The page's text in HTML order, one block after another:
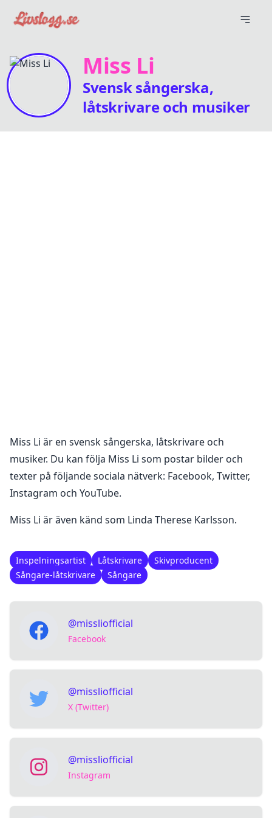
Miss Li
Svensk sångerska,
låtskrivare och musiker
Miss Li är en svensk sångerska, låtskrivare och
musiker. Du kan följa Miss Li som postar bilder och
texter på följande sociala nätverk: Facebook, Twitter,
Instagram och YouTube.
Miss Li är även känd som Linda Therese Karlsson.
Inspelningsartist Låtskrivare
Skivproducent
Sångare-låtskrivare
Sångare
@missliofficial
Facebook
@missliofficial
X (Twitter)
@missliofficial
Instagram